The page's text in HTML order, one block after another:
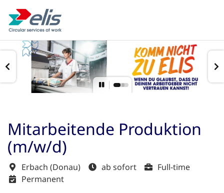
Mitarbeitende Produktion
(m/w/d)
Erbach (Donau) ab sofort
Full-time
Permanent